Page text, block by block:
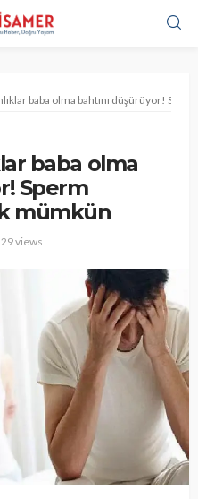
baba olma bahtını düşürüyor!
baba olma
Sperm
mümkün
views